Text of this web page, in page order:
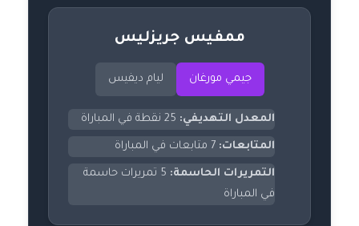
ممفيس جريزليس
جيمي مورغان ليام ديفيس
المعدل التهديفي:
المتابعات:
التمريرات الحاسمة:
5 تمريرات حاسمة
في المباراة